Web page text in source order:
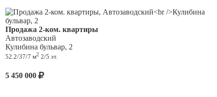
Продажа 2-ком. квартиры
Автозаводский
Кулибина бульвар, 2
52.2/37/7 м2 2/5 эт.
5 450 000